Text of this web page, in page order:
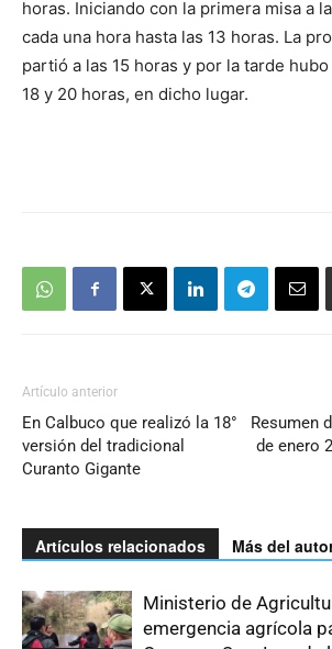
horas. Iniciando con la primera misa a
cada una hora hasta las 13 horas. La
partió a las 15 horas y por la tarde
18 y 20 horas, en dicho lugar.
Artículo anterior
En Calbuco que realizó la 18°
versión del tradicional
Curanto Gigante
Resumen
de enero
Artículos relacionados Más del
Ministerio de
emergencia agrícola